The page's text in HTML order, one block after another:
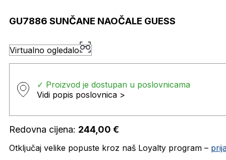
GU7886 SUNČANE NAOČALE GUESS
Virtualno ogledalo
✓ Proizvod je dostupan u poslovnicama
Vidi popis poslovnica >
Redovna cijena: 244,00 €
Otključaj velike popuste kroz naš Loyalty program –